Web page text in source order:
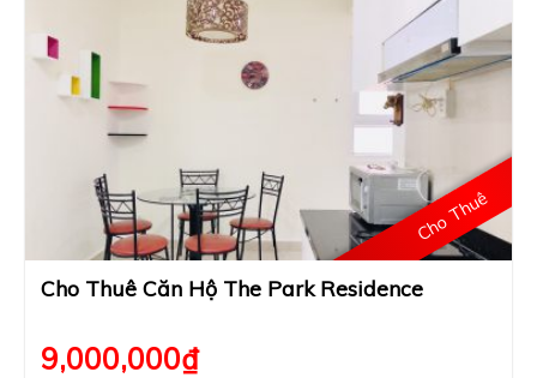
Cho Thuê
Cho Thuê Căn Hộ The Park Residence
9,000,000₫